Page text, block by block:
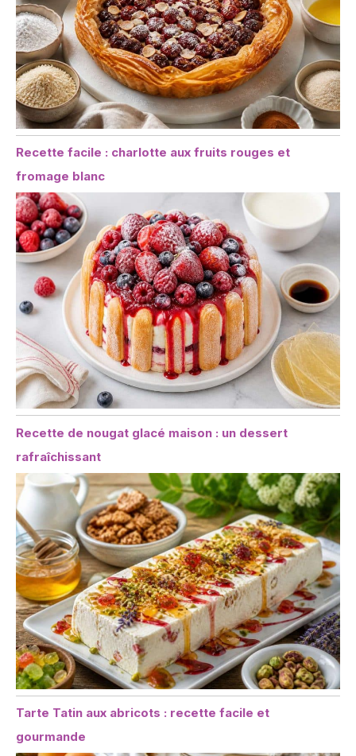
Recette facile : charlotte aux fruits rouges et
fromage blanc
Recette de nougat glacé maison : un dessert
rafraîchissant
Tarte Tatin aux abricots : recette facile et
gourmande